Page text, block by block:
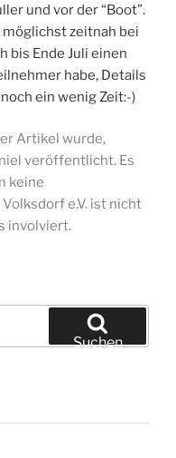
und vor der “Boot”.
zeitnah bei
bis Ende Juli einen
habe, Details
ein wenig Zeit:-)
Artikel wurde,
veröffentlicht. Es
keine
e.V. ist nicht
involviert.
Suchen